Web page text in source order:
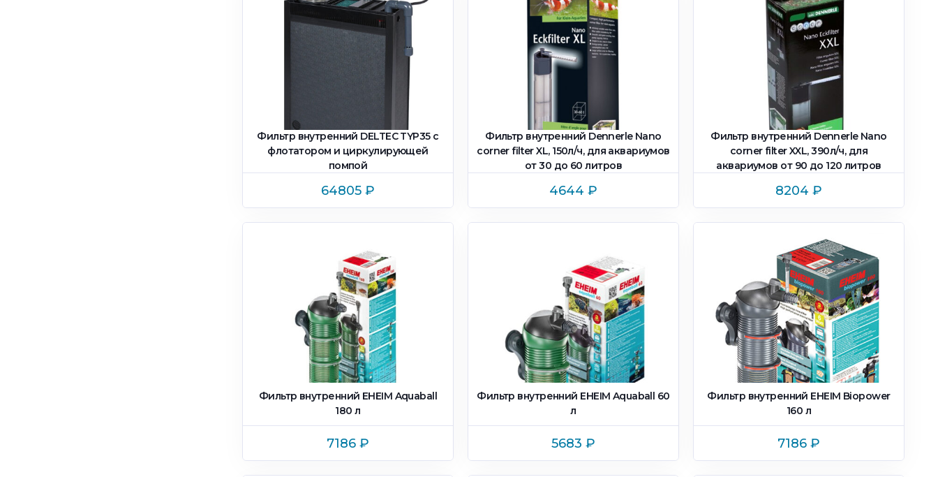
Фильтр внутренний DELTEC TYP35 с
флотатором и циркулирующей
помпой
64805 ₽
Фильтр внутренний Dennerle Nano
corner filter XL, 150л/ч, для аквариумов
от 30 до 60 литров
4644 ₽
Фильтр внутренний Dennerle Nano
corner filter XXL, 390л/ч, для
аквариумов от 90 до 120 литров
8204 ₽
Фильтр внутренний EHEIM Aquaball
180 л
7186 ₽
Фильтр внутренний EHEIM Aquaball 60
л
5683 ₽
Фильтр внутренний EHEIM Biopower
160 л
7186 ₽